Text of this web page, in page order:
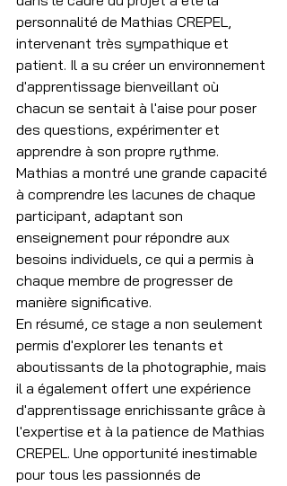
personnalité de Mathias CREPEL,
intervenant très sympathique et
patient. Il a su créer un environnement
d'apprentissage bienveillant où
chacun se sentait à l'aise pour poser
des questions, expérimenter et
apprendre à son propre rythme.
Mathias a montré une grande capacité
à comprendre les lacunes de chaque
participant, adaptant son
enseignement pour répondre aux
besoins individuels, ce qui a permis à
chaque membre de progresser de
manière significative.
En résumé, ce stage a non seulement
permis d'explorer les tenants et
aboutissants de la photographie, mais
il a également offert une expérience
d'apprentissage enrichissante grâce à
l'expertise et à la patience de Mathias
CREPEL. Une opportunité inestimable
pour tous les passionnés de